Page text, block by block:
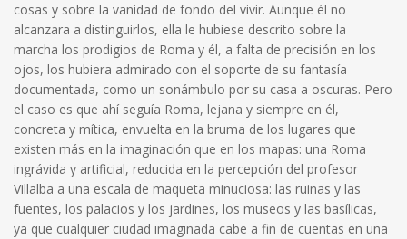
cosas y sobre la vanidad de fondo del vivir. Aunque él no
alcanzara a distinguirlos, ella le hubiese descrito sobre la
marcha los prodigios de Roma y él, a falta de precisión en los
ojos, los hubiera admirado con el soporte de su fantasía
documentada, como un sonámbulo por su casa a oscuras. Pero
el caso es que ahí seguía Roma, lejana y siempre en él,
concreta y mítica, envuelta en la bruma de los lugares que
existen más en la imaginación que en los mapas: una Roma
ingrávida y artificial, reducida en la percepción del profesor
Villalba a una escala de maqueta minuciosa: las ruinas y las
fuentes, los palacios y los jardines, los museos y las basílicas,
ya que cualquier ciudad imaginada cabe a fin de cuentas en una